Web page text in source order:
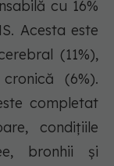
cu 16%
Acesta este
(11%),
(6%).
completat
condițiile
bronhii și